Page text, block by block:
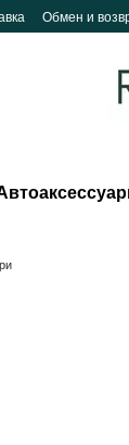
Обмен и